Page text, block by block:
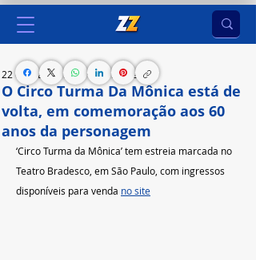
O Circo Turma Da Mônica está de
volta, em comemoração aos 60
anos da personagem
22 de mai. de 2023 5 min de leitura
‘Circo Turma da Mônica’ tem estreia marcada no
Teatro Bradesco, em São Paulo, com ingressos
disponíveis para venda no site